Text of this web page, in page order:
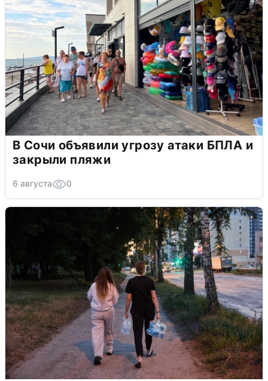
В Сочи объявили угрозу атаки БПЛА и
закрыли пляжи
6 августа 0